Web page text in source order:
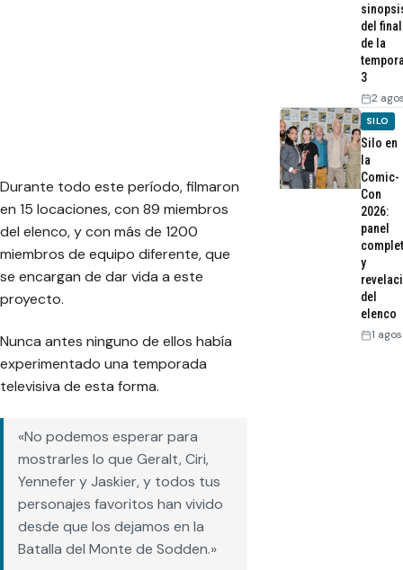
Durante todo este período, filmaron
en 15 locaciones, con 89 miembros
del elenco, y con más de 1200
miembros de equipo diferente, que
se encargan de dar vida a este
proyecto.
Nunca antes ninguno de ellos había
experimentado una temporada
televisiva de esta forma.
«No podemos esperar para
mostrarles lo que Geralt, Ciri,
Yennefer y Jaskier, y todos tus
personajes favoritos han vivido
desde que los dejamos en la
Batalla del Monte de Sodden.»
del final
de la
3
2
SILO
Silo en
la
Comic-
Con
2026:
panel
y
del
elenco
1